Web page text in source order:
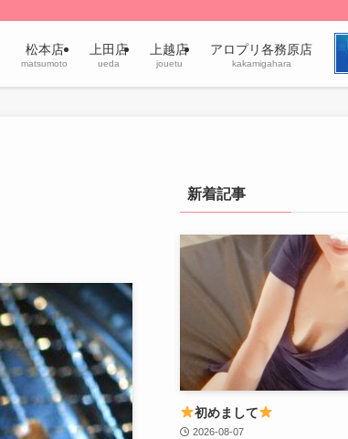
松本店
matsumoto
上田店
ueda
上越店
jouetu
アロプリ各務原店
kakamigahara
新着記事
初めまして
2026-08-07